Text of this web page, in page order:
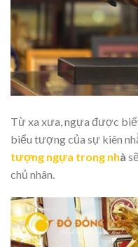
Từ xa xưa, ngựa được
biểu tượng của sự kiên
tượng ngựa trong nhà
chủ nhân.